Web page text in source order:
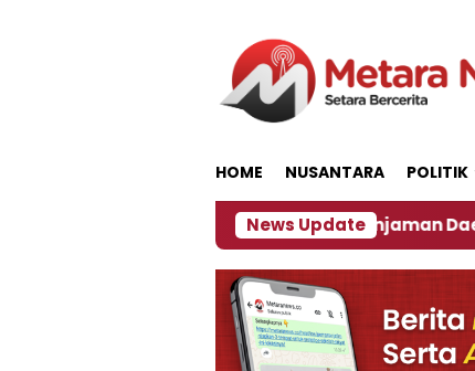
HOME NUSANTARA POLITIK
News Update
‎Soal Rencana Pinjaman Daerah